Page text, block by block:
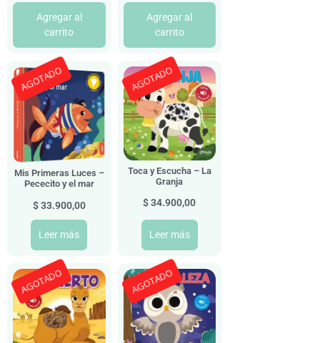
Agregar al
carrito
Agregar al
carrito
AGOTADO
Mis Primeras Luces –
Pececito y el mar
$33.900,00
Leer más
AGOTADO
Toca y Escucha – La
Granja
$34.900,00
Leer más
AGOTADO AGOTADO